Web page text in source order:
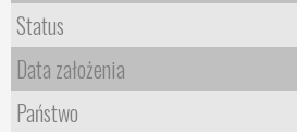
Status
Data założenia
Państwo